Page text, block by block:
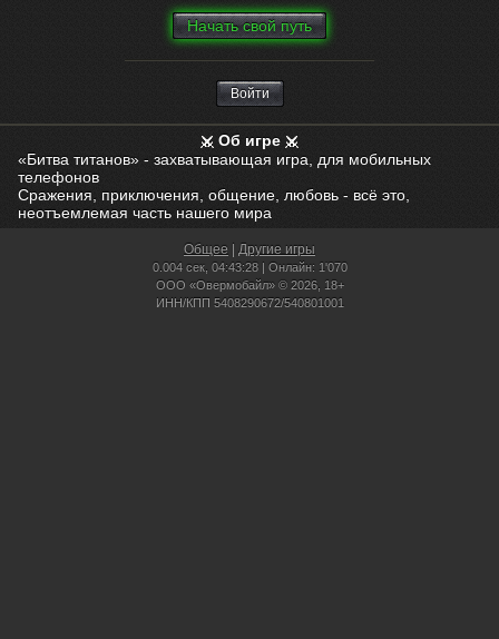
Нaчaть свой путь
Войти
Об игре
«Битва титанов» - захватывающая игра, для мобильных
телефонов
Сражения, приключения, общение, любовь - всё это,
неотъемлемая часть нашего мира
Общее Другие игры
0.004 сек, 04:43:28 | Онлайн: 1'070
ООО «Овермобайл» © 2026, 18+
ИНН/КПП 5408290672/540801001